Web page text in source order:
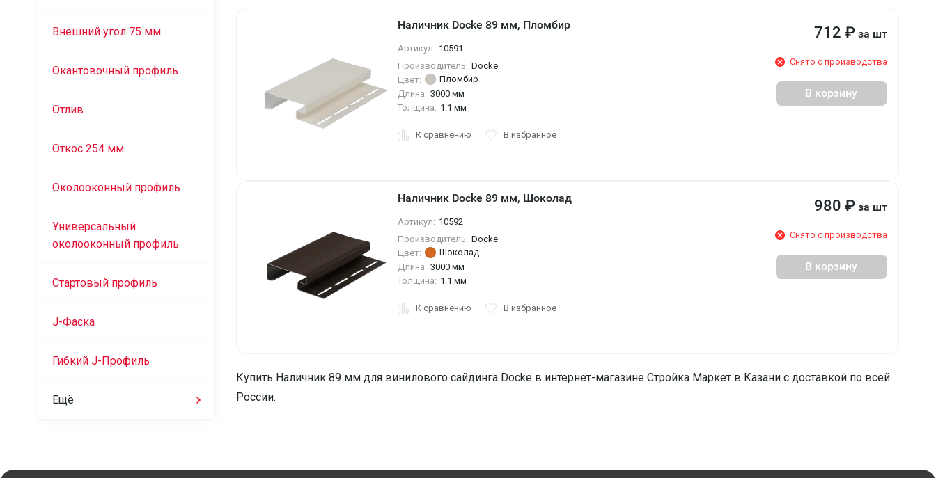
Наличник Docke 89 мм, Пломбир
Артикул: 10591
Производитель: Docke
Цвет:
Пломбир
Длина: 3000 мм
Толщина: 1.1 мм
К сравнению В избранное
712 ₽ за шт
Снято с производства
В корзину
Наличник Docke 89 мм, Шоколад
Артикул: 10592
Производитель: Docke
Цвет:
Шоколад
Длина: 3000 мм
Толщина: 1.1 мм
К сравнению В избранное
980 ₽ за шт
Снято с производства
В корзину
Купить Наличник 89 мм для винилового сайдинга Docke в интернет-магазине Стройка Маркет в Казани с доставкой по всей
России.
Внешний угол 75 мм
Окантовочный профиль
Отлив
Откос 254 мм
Околооконный профиль
Универсальный
околооконный профиль
Стартовый профиль
J-Фаска
Гибкий J-Профиль
Ещё